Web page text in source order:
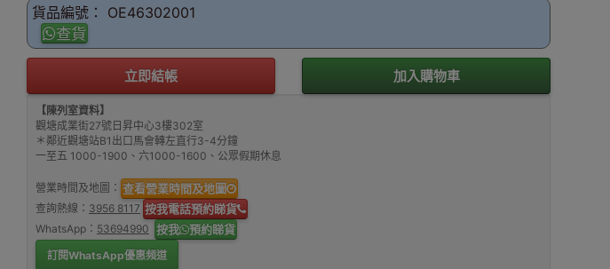
貨品編號： OE46302001
查貨
立即結帳 加入購物車
【陳列室資料】
觀塘成業街27號日昇中心3樓302室
＊鄰近觀塘站B1出口馬會轉左直行3-4分鐘
一至五 1000-1900、六1000-1600、公眾假期休息
營業時間及地圖： 查看營業時間及地圖
查詢熱線： 3956 8117 按我電話預約睇貨
WhatsApp： 53694990 按我 預約睇貨
訂閱WhatsApp優惠頻道